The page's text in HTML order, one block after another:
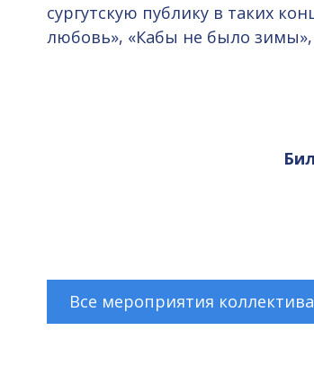
сургутскую публику в таких
любовь», «Кабы не было зимы»,
Все мероприятия коллектива